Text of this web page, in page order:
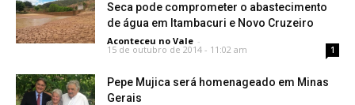
Seca pode comprometer o abastecimento
de água em Itambacuri e Novo Cruzeiro
Aconteceu no Vale -
15 de outubro de 2014 - 11:02 am 1
Pepe Mujica será homenageado em Minas
Gerais